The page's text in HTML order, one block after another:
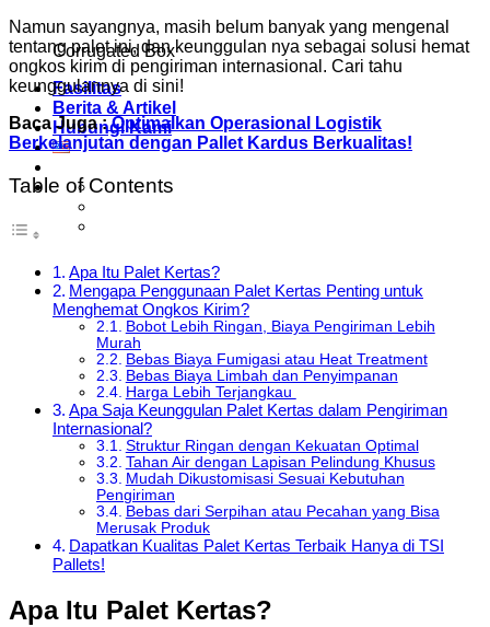
Corrugated Box
Fasilitas
Berita & Artikel
Hubungi Kami
Namun sayangnya, masih belum banyak yang mengenal
tentang palet ini, dan keunggulan nya sebagai solusi hemat
ongkos kirim di pengiriman internasional. Cari tahu
keunggulannya di sini!
Baca Juga :Optimalkan Operasional Logistik
Berkelanjutan dengan Pallet Kardus Berkualitas!
Table of Contents
Apa Itu Palet Kertas?
Mengapa Penggunaan Palet Kertas Penting untuk
Menghemat Ongkos Kirim?
Bobot Lebih Ringan, Biaya Pengiriman Lebih
Murah
Bebas Biaya Fumigasi atau Heat Treatment
Bebas Biaya Limbah dan Penyimpanan
Harga Lebih Terjangkau
Apa Saja Keunggulan Palet Kertas dalam Pengiriman
Internasional?
Struktur Ringan dengan Kekuatan Optimal
Tahan Air dengan Lapisan Pelindung Khusus
Mudah Dikustomisasi Sesuai Kebutuhan
Pengiriman
Bebas dari Serpihan atau Pecahan yang Bisa
Merusak Produk
Dapatkan Kualitas Palet Kertas Terbaik Hanya di TSI
Pallets!
Apa Itu Palet Kertas?